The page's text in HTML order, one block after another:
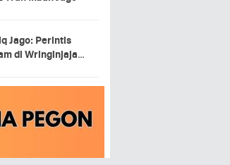
Jago: Perintis
di Wringinjajar,